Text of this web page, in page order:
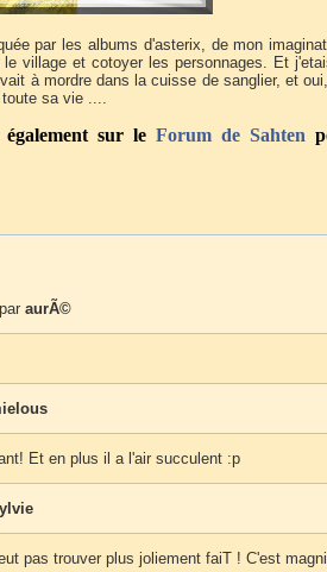
par les albums d'asterix, de mon
village et cotoyer les personnages. Et
à mordre dans la cuisse de sanglier, et
toute sa vie ....
sur le Forum de Sahten
aurÃ©
Et en plus il a l'air succulent :p
pas trouver plus joliement faiT ! C'est